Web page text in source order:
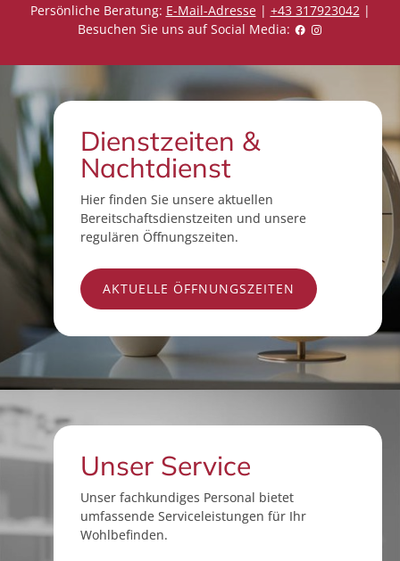
Persönliche Beratung: E-Mail-Adresse| +43 317923042 |
Besuchen Sie uns auf Social Media:
Dienstzeiten &
Nachtdienst
Hier finden Sie unsere aktuellen
Bereitschaftsdienstzeiten und unsere
regulären Öffnungszeiten.
AKTUELLE ÖFFNUNGSZEITEN
Unser Service
Unser fachkundiges Personal bietet
umfassende Serviceleistungen für Ihr
Wohlbefinden.